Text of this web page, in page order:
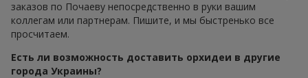
заказов по Почаеву непосредственно в руки вашим
коллегам или партнерам. Пишите, и мы быстренько все
просчитаем.
Есть ли возможность доставить орхидеи в другие
города Украины?